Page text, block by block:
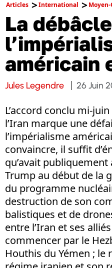
Articles International
La
américain
Jules Legendre 26 Juin
L’accord conclu mi-
l’Iran marque une
l’impérialisme
convaincre, il suffit
qu’avait
Trump au début de la
du programme
destruction de son
balistiques et de
entre l’Iran et ses
commencer par le
Houthis du Yémen ; le